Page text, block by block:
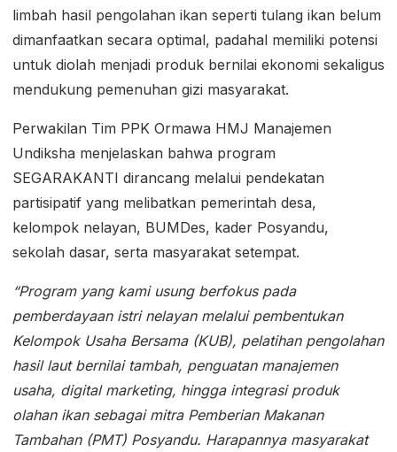
limbah hasil pengolahan ikan seperti tulang ikan belum
dimanfaatkan secara optimal, padahal memiliki potensi
untuk diolah menjadi produk bernilai ekonomi sekaligus
mendukung pemenuhan gizi masyarakat.
Perwakilan Tim PPK Ormawa HMJ Manajemen
Undiksha menjelaskan bahwa program
SEGARAKANTI dirancang melalui pendekatan
partisipatif yang melibatkan pemerintah desa,
kelompok nelayan, BUMDes, kader Posyandu,
sekolah dasar, serta masyarakat setempat.
“Program yang kami usung berfokus pada
pemberdayaan istri nelayan melalui pembentukan
Kelompok Usaha Bersama (KUB), pelatihan pengolahan
hasil laut bernilai tambah, penguatan manajemen
usaha, digital marketing, hingga integrasi produk
olahan ikan sebagai mitra Pemberian Makanan
Tambahan (PMT) Posyandu. Harapannya masyarakat